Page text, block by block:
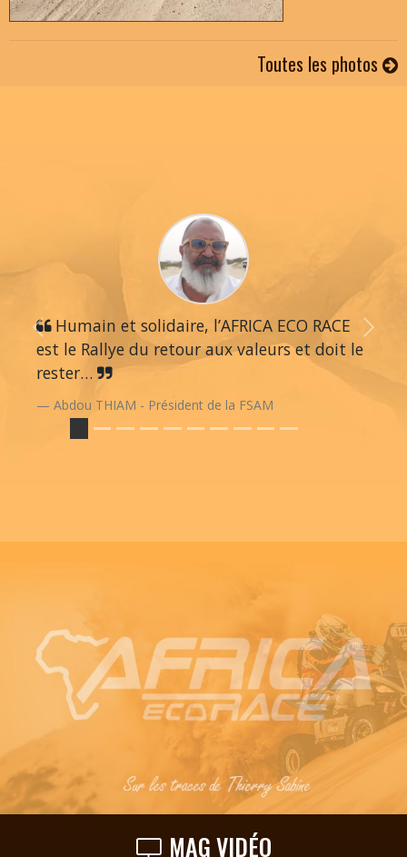
Toutes les photos
Humain et solidaire, l’AFRICA ECO RACE
est le Rallye du retour aux valeurs et doit le
rester…
Abdou THIAM - Président de la FSAM
Previous Next
MAG VIDÉO